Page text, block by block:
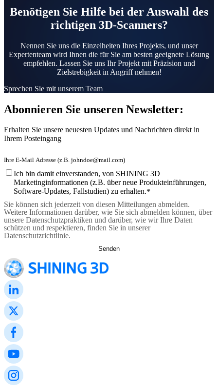
Benötigen Sie Hilfe bei der Auswahl des
richtigen 3D-Scanners?
Nennen Sie uns die Einzelheiten Ihres Projekts, und unser
Expertenteam wird Ihnen die für Sie am besten geeignete Lösung
empfehlen. Lassen Sie uns Ihr Projekt mit Präzision und
Zielstrebigkeit in Angriff nehmen!
Sprechen Sie mit unserem Team
Abonnieren Sie unseren Newsletter:
Erhalten Sie unsere neuesten Updates und Nachrichten direkt in
Ihrem Posteingang
Ich bin damit einverstanden, von SHINING 3D
Marketinginformationen (z.B. über neue Produkteinführungen,
Software-Updates, Fallstudien) zu erhalten.*
Sie können sich jederzeit von diesen Mitteilungen abmelden.
Weitere Informationen darüber, wie Sie sich abmelden können, über
unsere Datenschutzpraktiken und darüber, wie wir Ihre Daten
schützen und respektieren, finden Sie in unserer
Datenschutzrichtlinie.